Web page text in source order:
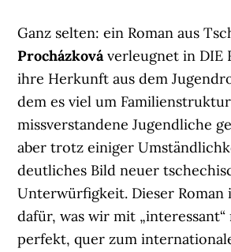
Ganz selten: ein Roman aus
Procházkováverleugnet in DIE
ihre Herkunft aus dem
dem es viel um
missverstandene Jugendliche
aber trotz einiger
deutliches Bild neuer
Unterwürfigkeit. Dieser Roman
dafür, was wir mit
perfekt, quer zum